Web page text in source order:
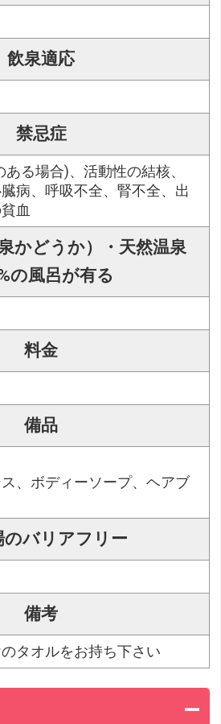
飲泉適応
禁忌症
る場合)、活動性の結核、
病、呼吸不全、腎不全、出
血
かどうか）・天然温泉
の風呂が有る
料金
備品
、ボディーソープ、ヘアブ
のバリアフリー
備考
タオルをお持ち下さい